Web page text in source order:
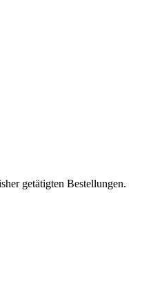
getätigten Bestellungen.